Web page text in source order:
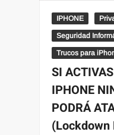
IPHONE
Seguridad
Trucos para
SI
IPHONE
PODRÁ
(Lockdown